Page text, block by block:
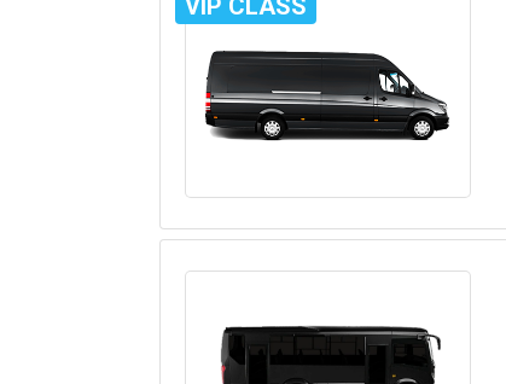
VIP CLASS